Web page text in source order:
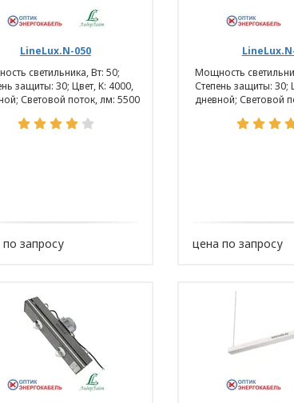
LineLux.N-050
светильника, Вт: 50;
защиты: 30; Цвет, K: 4000,
Световой поток, лм: 5500
запросу
Мощность
Степень защиты: 30;
дневной; Световой
цена по запросу
Политики в отношении
данных в ООО
при обработке
данные (Приложение 2);
направленные на
персональных данных.
– информация, характеризующая
уникальной идентификации
и другое);
прекращение доступа к